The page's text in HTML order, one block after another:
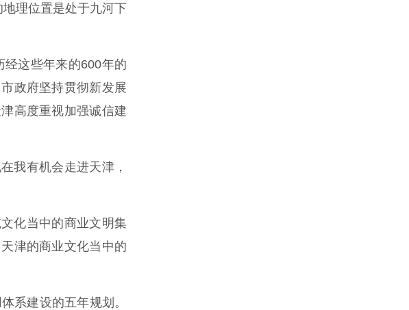
理位置是处于九河下
这些年来的600年的
政府坚持贯彻新发展
高度重视加强诚信建
我有机会走进天津，
化当中的商业文明集
津的商业文化当中的
系建设的五年规划。